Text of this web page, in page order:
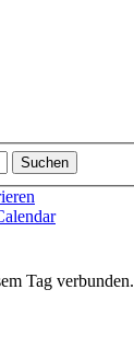
Tag verbunden.